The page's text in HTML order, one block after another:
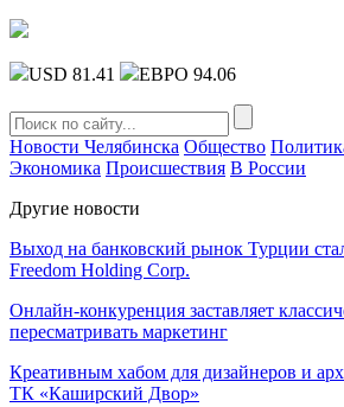
USD 81.41 ЕВРО 94.06
Новости Челябинска Общество
Экономика Происшествия В России
Другие новости
Выход на банковский рынок Турции
Freedom Holding Corp.
Онлайн-конкуренция заставляет
пересматривать маркетинг
Креативным хабом для дизайнеров и
ТК «Каширский Двор»